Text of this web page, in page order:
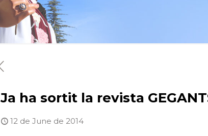
Ja ha sortit la revista
12 de June de 2014